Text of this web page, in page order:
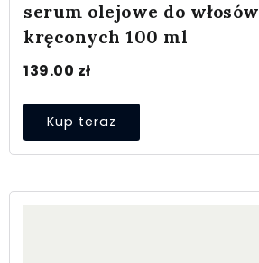
serum olejowe do włosów
kręconych 100 ml
139.00 zł
Kup teraz